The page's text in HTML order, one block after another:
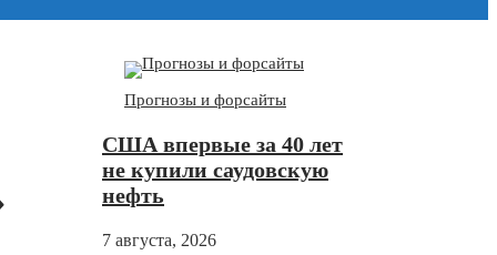
Прогнозы и форсайты
США впервые за 40 лет
не купили саудовскую
нефть
7 августа, 2026